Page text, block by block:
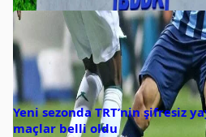
Yeni sezonda TRT’nin şifresiz
maçlar belli oldu